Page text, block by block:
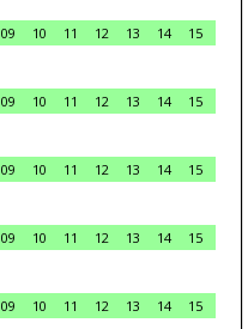
09 10 11 12 13 14
15
09 10 11 12 13 14
15
09 10 11 12 13 14
15
09 10 11 12 13 14
15
09 10 11 12 13 14
15